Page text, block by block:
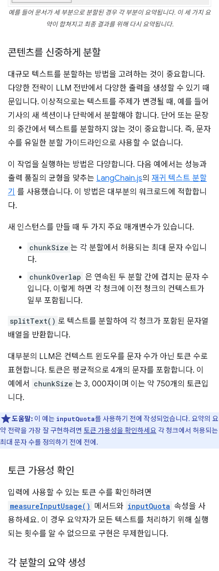
예를 들어 문서가 세 부분으로 분할된 경우 각 부분이 요약됩니다. 이 세 가지 요
약이 합쳐지고 최종 결과를 위해 다시 요약됩니다.
콘텐츠를 신중하게 분할
대규모 텍스트를 분할하는 방법을 고려하는 것이 중요합니다.
다양한 전략이 LLM 전반에서 다양한 출력을 생성할 수 있기 때
문입니다. 이상적으로는 텍스트를 주제가 변경될 때, 예를 들어
기사의 새 섹션이나 단락에서 분할해야 합니다. 단어 또는 문장
의 중간에서 텍스트를 분할하지 않는 것이 중요합니다. 즉, 문자
수를 유일한 분할 가이드라인으로 사용할 수 없습니다.
이 작업을 실행하는 방법은 다양합니다. 다음 예에서는 성능과
출력 품질의 균형을 맞추는 LangChain.js의 재귀 텍스트 분할
기 를 사용했습니다. 이 방법은 대부분의 워크로드에 적합합니
다.
새 인스턴스를 만들 때 두 가지 주요 매개변수가 있습니다.
chunkSize 는 각 분할에서 허용되는 최대 문자 수입니
다.
chunkOverlap 은 연속된 두 분할 간에 겹치는 문자 수
입니다. 이렇게 하면 각 청크에 이전 청크의 컨텍스트가
일부 포함됩니다.
splitText() 로 텍스트를 분할하여 각 청크가 포함된 문자열
배열을 반환합니다.
대부분의 LLM은 컨텍스트 윈도우를 문자 수가 아닌 토큰 수로
표현합니다. 토큰은 평균적으로 4개의 문자를 포함합니다. 이
예에서
chunkSize 는 3, 000자이며 이는 약 750개의 토큰입
니다.
도움말: 이 예는 inputQuota를 사용하기 전에 작성되었습니다. 요약의 요
약 전략을 가장 잘 구현하려면 토큰 가용성을 확인하세요 각 청크에서 허용되는
최대 문자 수를 정의하기 전에 전에.
토큰 가용성 확인
입력에 사용할 수 있는 토큰 수를 확인하려면
measureInputUsage() 메서드와 inputQuota 속성을 사
용하세요. 이 경우 요약자가 모든 텍스트를 처리하기 위해 실행
되는 횟수를 알 수 없으므로 구현은 무제한입니다.
각 분할의 요약 생성